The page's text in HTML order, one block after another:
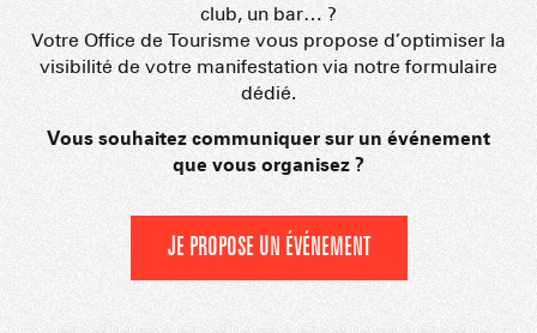
club, un bar… ?
Votre Office de Tourisme vous propose d’optimiser la
visibilité de votre manifestation via notre formulaire
dédié.
Vous souhaitez communiquer sur un événement
que vous organisez ?
JE PROPOSE UN ÉVÉNEMENT